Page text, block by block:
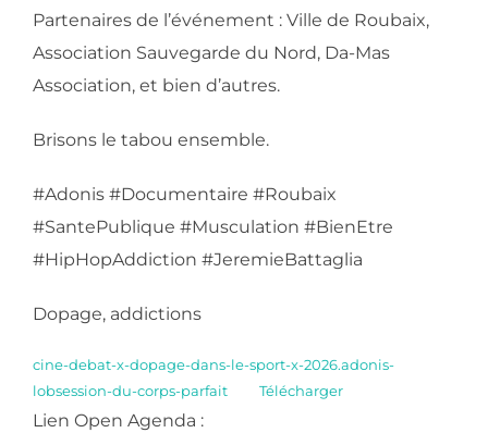
Partenaires de l’événement : Ville de Roubaix,
Association Sauvegarde du Nord, Da-Mas
Association, et bien d’autres.
Brisons le tabou ensemble.
#Adonis #Documentaire #Roubaix
#SantePublique #Musculation #BienEtre
#HipHopAddiction #JeremieBattaglia
Dopage, addictions
cine-debat-x-dopage-dans-le-sport-x-2026.adonis-
lobsession-du-corps-parfait
Télécharger
Lien Open Agenda :